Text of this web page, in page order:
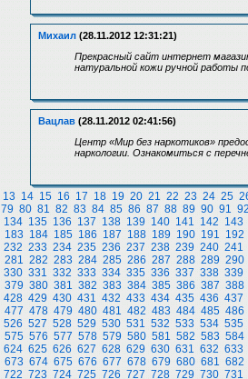
Михаил (28.11.2012 12:31:21)
Прекрасный сайт интернет
натуральной кожи ручной работы
Вацлав (28.11.2012 02:41:56)
Центр «Мир без наркотиков»
наркологии. Ознакомиться с
13 14 15 16 17 18 19 20 21 22 23 24 25
79 80 81 82 83 84 85 86 87 88 89 90 91 92
134 135 136 137 138 139 140 141 142 143
183 184 185 186 187 188 189 190 191 192
232 233 234 235 236 237 238 239 240 241
281 282 283 284 285 286 287 288 289 290
330 331 332 333 334 335 336 337 338 339
379 380 381 382 383 384 385 386 387 388
428 429 430 431 432 433 434 435 436 437
477 478 479 480 481 482 483 484 485 486
526 527 528 529 530 531 532 533 534 535
575 576 577 578 579 580 581 582 583 584
624 625 626 627 628 629 630 631 632 633
673 674 675 676 677 678 679 680 681 682
722 723 724 725 726 727 728 729 730 731